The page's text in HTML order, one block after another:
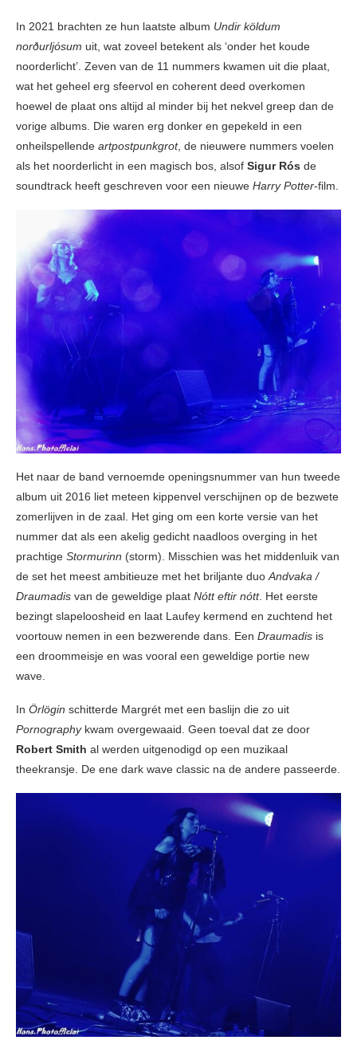
In 2021 brachten ze hun laatste album Undir köldum
norðurljósum uit, wat zoveel betekent als ‘onder het koude
noorderlicht’. Zeven van de 11 nummers kwamen uit die plaat,
wat het geheel erg sfeervol en coherent deed overkomen
hoewel de plaat ons altijd al minder bij het nekvel greep dan de
vorige albums. Die waren erg donker en gepekeld in een
onheilspellende artpostpunkgrot, de nieuwere nummers voelen
als het noorderlicht in een magisch bos, alsof Sigur Rós de
soundtrack heeft geschreven voor een nieuwe Harry Potter-film.
Het naar de band vernoemde openingsnummer van hun tweede
album uit 2016 liet meteen kippenvel verschijnen op de bezwete
zomerlijven in de zaal. Het ging om een korte versie van het
nummer dat als een akelig gedicht naadloos overging in het
prachtige Stormurinn (storm). Misschien was het middenluik van
de set het meest ambitieuze met het briljante duo Andvaka /
Draumadis van de geweldige plaat Nótt eftir nótt. Het eerste
bezingt slapeloosheid en laat Laufey kermend en zuchtend het
voortouw nemen in een bezwerende dans. Een Draumadis is
een droommeisje en was vooral een geweldige portie new
wave.
In Örlögin schitterde Margrét met een baslijn die zo uit
Pornography kwam overgewaaid. Geen toeval dat ze door
Robert Smith al werden uitgenodigd op een muzikaal
theekransje. De ene dark wave classic na de andere passeerde.